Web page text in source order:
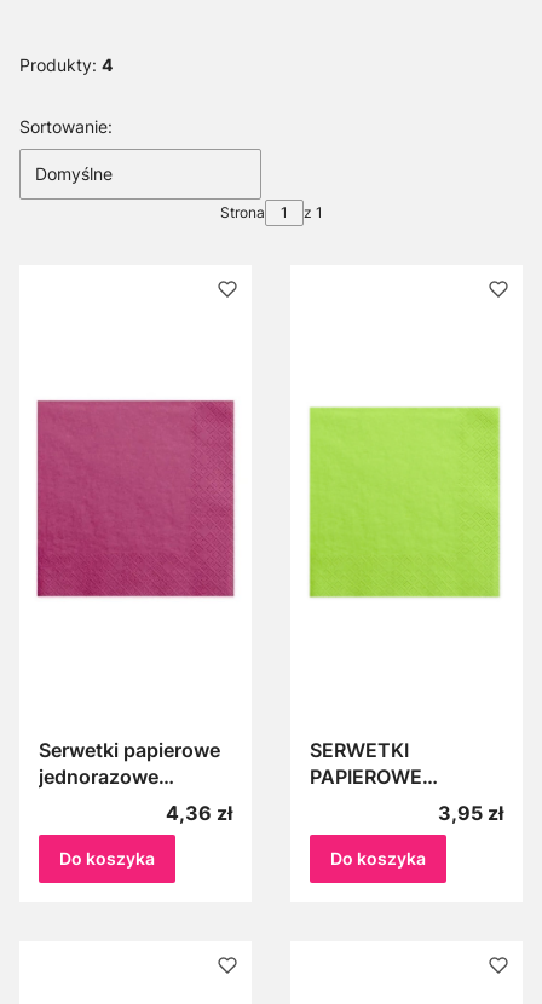
Produkty: 4
Lista produktów
Sortowanie:
Domyślne
Strona z 1
Serwetki papierowe
jednorazowe
FUKSJA 20szt
33x33cm 3-
warstwowe na
Cena
4,36 zł
Do koszyka
SERWETKI
PAPIEROWE
SELEDYNOWE
33x33 cm urodziny,
gardenparty,
wielkanoc 20szt
Cena
3,95 zł
Do koszyka